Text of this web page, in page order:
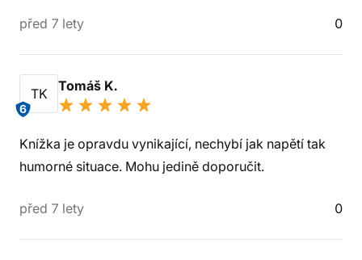
před 7 lety 0
TK
6
Tomáš K.
Knížka je opravdu vynikající, nechybí jak napětí tak
humorné situace. Mohu jedině doporučit.
před 7 lety 0